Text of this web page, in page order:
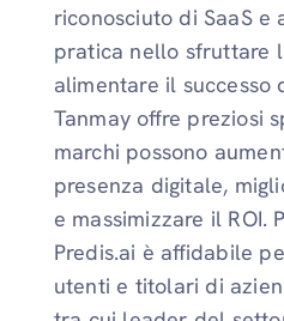
riconosciuto di SaaS e
pratica nello sfruttare
alimentare il successo
Tanmay offre preziosi
marchi possono
presenza digitale,
e massimizzare il ROI.
Predis.ai è affidabile
utenti e titolari di